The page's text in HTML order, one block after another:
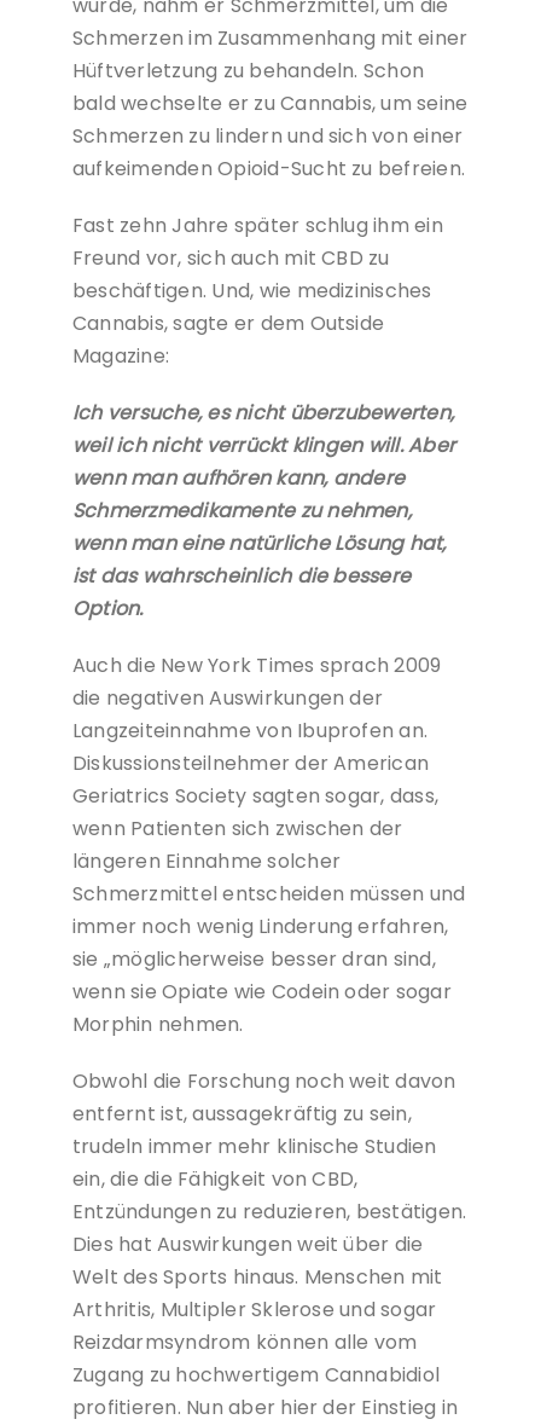
wurde, nahm er Schmerzmittel, um die
Schmerzen im Zusammenhang mit einer
Hüftverletzung zu behandeln. Schon
bald wechselte er zu Cannabis, um seine
Schmerzen zu lindern und sich von einer
aufkeimenden Opioid-Sucht zu befreien.
Fast zehn Jahre später schlug ihm ein
Freund vor, sich auch mit CBD zu
beschäftigen. Und, wie medizinisches
Cannabis, sagte er dem Outside
Magazine:
Ich versuche, es nicht überzubewerten,
weil ich nicht verrückt klingen will. Aber
wenn man aufhören kann, andere
Schmerzmedikamente zu nehmen,
wenn man eine natürliche Lösung hat,
ist das wahrscheinlich die bessere
Option.
Auch die New York Times sprach 2009
die negativen Auswirkungen der
Langzeiteinnahme von Ibuprofen an.
Diskussionsteilnehmer der American
Geriatrics Society sagten sogar, dass,
wenn Patienten sich zwischen der
längeren Einnahme solcher
Schmerzmittel entscheiden müssen und
immer noch wenig Linderung erfahren,
sie „möglicherweise besser dran sind,
wenn sie Opiate wie Codein oder sogar
Morphin nehmen.
Obwohl die Forschung noch weit davon
entfernt ist, aussagekräftig zu sein,
trudeln immer mehr klinische Studien
ein, die die Fähigkeit von CBD,
Entzündungen zu reduzieren, bestätigen.
Dies hat Auswirkungen weit über die
Welt des Sports hinaus. Menschen mit
Arthritis, Multipler Sklerose und sogar
Reizdarmsyndrom können alle vom
Zugang zu hochwertigem Cannabidiol
profitieren. Nun aber hier der Einstieg in